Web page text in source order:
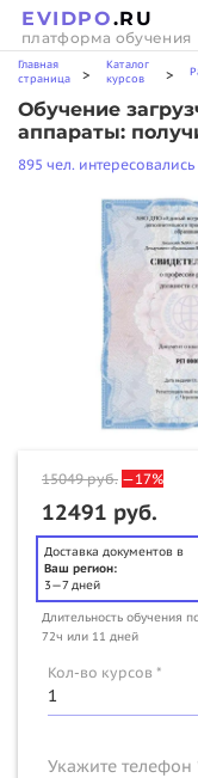
EVIDPO.RU
платформа обучения
Главная
страница
>
Каталог
курсов
>
Обучение
аппараты:
895 чел.
15049руб. —17%
12491 руб.
Доставка документов в
Ваш регион:
3—7 дней
Длительность обучения
72ч или 11 дней
Кол-во курсов *
Укажите телефон